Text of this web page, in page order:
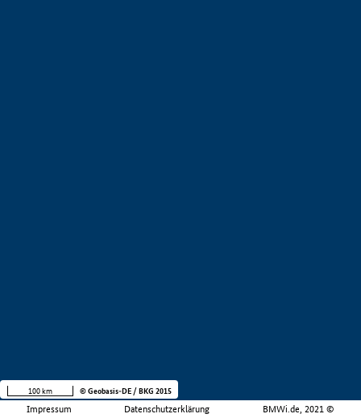
Impressum Datenschutzerklärung BMWi.de, 2021 ©
100 km © Geobasis-DE / BKG 2015